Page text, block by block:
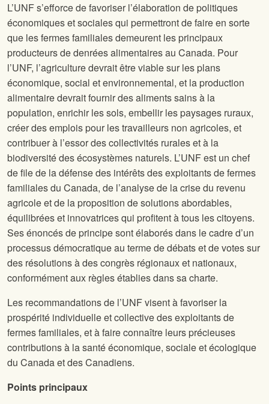
L’UNF s’efforce de favoriser l’élaboration de politiques
économiques et sociales qui permettront de faire en sorte
que les fermes familiales demeurent les principaux
producteurs de denrées alimentaires au Canada. Pour
l’UNF, l’agriculture devrait être viable sur les plans
économique, social et environnemental, et la production
alimentaire devrait fournir des aliments sains à la
population, enrichir les sols, embellir les paysages ruraux,
créer des emplois pour les travailleurs non agricoles, et
contribuer à l’essor des collectivités rurales et à la
biodiversité des écosystèmes naturels. L’UNF est un chef
de file de la défense des intérêts des exploitants de fermes
familiales du Canada, de l’analyse de la crise du revenu
agricole et de la proposition de solutions abordables,
équilibrées et innovatrices qui profitent à tous les citoyens.
Ses énoncés de principe sont élaborés dans le cadre d’un
processus démocratique au terme de débats et de votes sur
des résolutions à des congrès régionaux et nationaux,
conformément aux règles établies dans sa charte.
Les recommandations de l’UNF visent à favoriser la
prospérité individuelle et collective des exploitants de
fermes familiales, et à faire connaître leurs précieuses
contributions à la santé économique, sociale et écologique
du Canada et des Canadiens.
Points principaux